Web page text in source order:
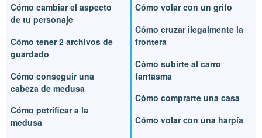
Cómo cambiar el aspecto
de tu personaje
Cómo tener 2 archivos de
guardado
Cómo conseguir una
cabeza de medusa
Cómo petrificar a la
medusa
Cómo volar con un grifo
Cómo cruzar ilegalmente la
frontera
Cómo subirte al carro
fantasma
Cómo comprarte una casa
Cómo volar con una harpía